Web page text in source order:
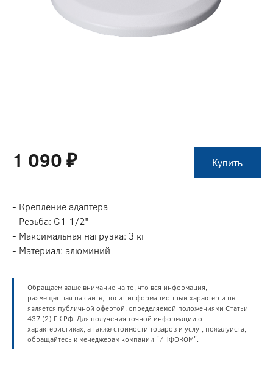
1 090 ₽ Купить
- Крепление адаптера
- Резьба: G1 1/2"
- Максимальная нагрузка: 3 кг
- Материал: алюминий
Обращаем ваше внимание на то, что вся информация,
размещенная на сайте, носит информационный характер и не
является публичной офертой, определяемой положениями Статьи
437 (2) ГК РФ. Для получения точной информации о
характеристиках, а также стоимости товаров и услуг, пожалуйста,
обращайтесь к менеджерам компании "ИНФОКОМ".